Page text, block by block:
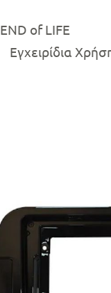
END of LIFE
Εγχειρίδια